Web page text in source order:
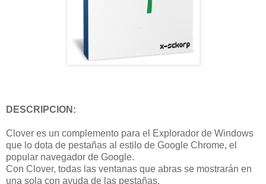
DESCRIPCION:
Clover es un complemento para el Explorador de Windows
que lo dota de pestañas al estilo de Google Chrome, el
popular navegador de Google.
Con Clover, todas las ventanas que abras se mostrarán en
una sola con ayuda de las pestañas.